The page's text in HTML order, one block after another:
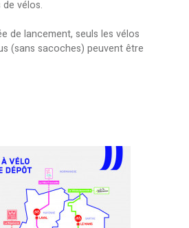
vélos.
de lancement, seuls les vélos
(sans sacoches) peuvent être